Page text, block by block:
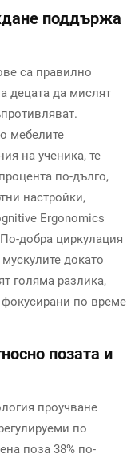
поддържа
са правилно
децата да мислят
мебелите
на ученика, те
по-дълго,
настройки,
Ergonomics
добра циркулация
докато
голяма разлика,
фокусирани по време
позата и
проучване
по
поза 38% по-